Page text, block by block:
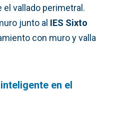
vallado perimetral.
junto al IES Sixto
con muro y valla
en el